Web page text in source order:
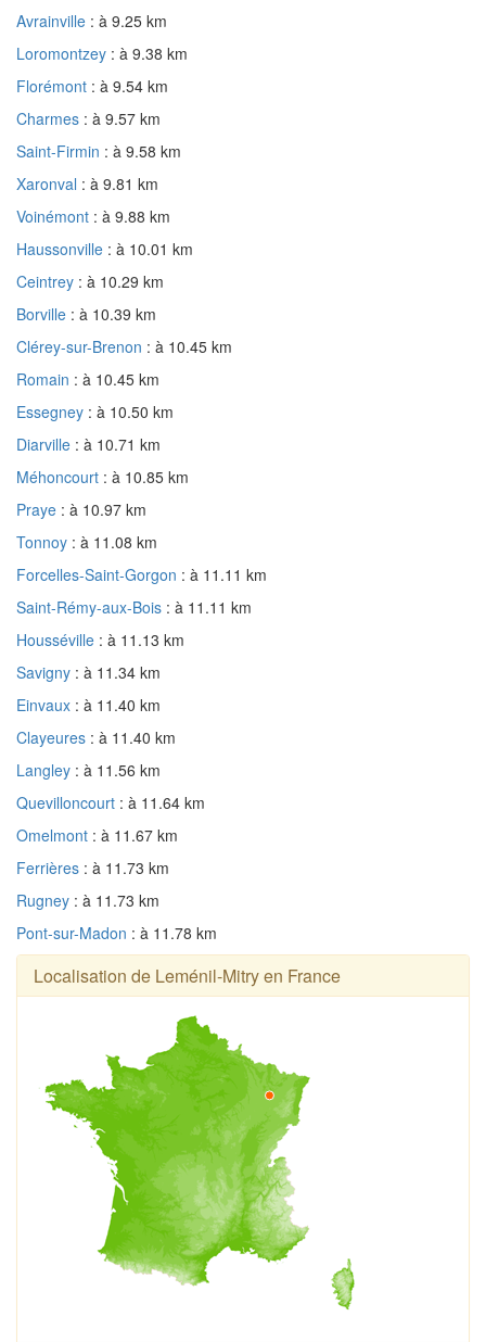
Avrainville : à 9.25 km
Loromontzey : à 9.38 km
Florémont : à 9.54 km
Charmes : à 9.57 km
Saint-Firmin : à 9.58 km
Xaronval : à 9.81 km
Voinémont : à 9.88 km
Haussonville : à 10.01 km
Ceintrey : à 10.29 km
Borville : à 10.39 km
Clérey-sur-Brenon : à 10.45 km
Romain : à 10.45 km
Essegney : à 10.50 km
Diarville : à 10.71 km
Méhoncourt : à 10.85 km
Praye : à 10.97 km
Tonnoy : à 11.08 km
Forcelles-Saint-Gorgon : à 11.11 km
Saint-Rémy-aux-Bois : à 11.11 km
Housséville : à 11.13 km
Savigny : à 11.34 km
Einvaux : à 11.40 km
Clayeures : à 11.40 km
Langley : à 11.56 km
Quevilloncourt : à 11.64 km
Omelmont : à 11.67 km
Ferrières : à 11.73 km
Rugney : à 11.73 km
Pont-sur-Madon : à 11.78 km
Localisation de Leménil-Mitry en France